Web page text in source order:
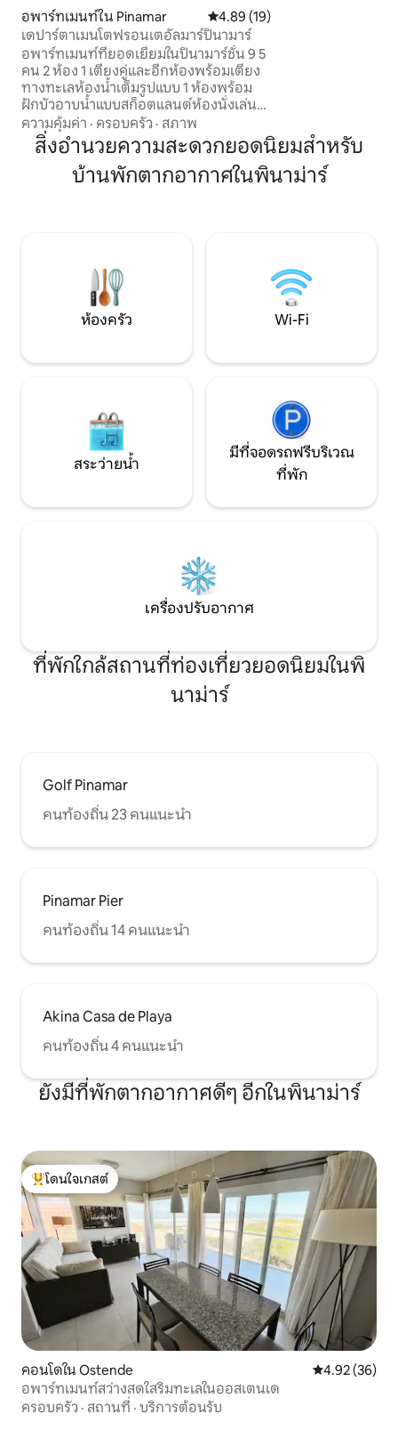
อพาร์ทเมนท์ใน Pinamar คะแนนเฉลี่ย 4.89 จาก 5, 19 รีวิว
4.89 (19)
เดปาร์ตาเมนโตฟรอนเตอัลมาร์ปินามาร์
อพาร์ทเมนท์ที่ยอดเยี่ยมในปินามาร์ชั้น 9 5
คน 2 ห้อง 1 เตียงคู่และอีกห้องพร้อมเตียง
ทางทะเลห้องน้ำเต็มรูปแบบ 1 ห้องพร้อม
ฝักบัวอาบน้ำแบบสก็อตแลนด์ห้องนั่งเล่น
พร้อมทีวีเอสมาร์ทขนาด 55 ฟุตห้องครัว
พร้อมไมโครเวฟตู้เย็นตู้แช่แข็งเครื่องปิ้ง
ขนมปังเครื่องชงกาแฟ วิวมหาสมุทรและ
พระอาทิตย์ตกที่น่าตื่นตาตื่นใจ ห้องรับ
15% เมื่อสิ้นสุดการเข้าพักของคุณ มี
ความคุ้มค่า · ครอบครัว · สภาพ
สิ่งอำนวยความสะดวกยอดนิยมสำหรับ
บ้านพักตากอากาศในพินาม่าร์
ห้องครัว Wi-Fi
สระว่ายน้ำ
มีที่จอดรถฟรีบริเวณ
ที่พัก
เครื่องปรับอากาศ
ที่พักใกล้สถานที่ท่องเที่ยวยอดนิยมในพิ
นาม่าร์
Golf Pinamar
คนท้องถิ่น 23 คนแนะนำ
Pinamar Pier
คนท้องถิ่น 14 คนแนะนำ
Akina Casa de Playa
คนท้องถิ่น 4 คนแนะนำ
ยังมีที่พักตากอากาศดีๆ อีกในพินาม่าร์
โดนใจเกสต์ที่สุด
โดนใจเกสต์
คอนโดใน Ostende คะแนนเฉลี่ย
4.92 (36)
อพาร์ทเมนท์สว่างสดใสริมทะเลในออสเตนเด
ครอบครัว · สถานที่ · บริการต้อนรับ